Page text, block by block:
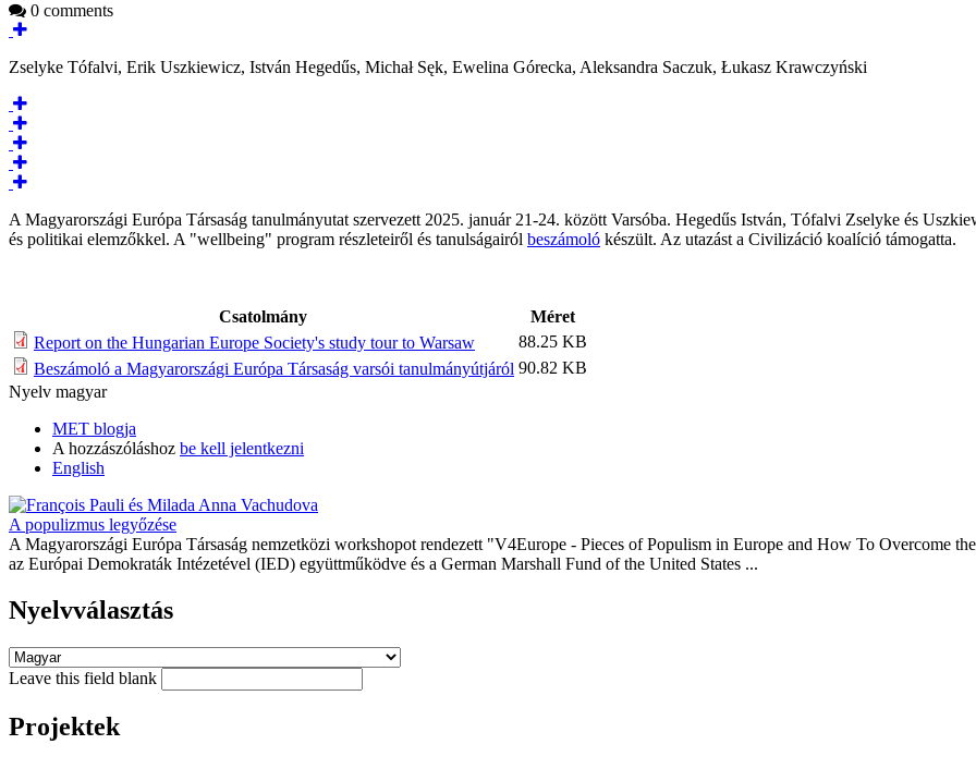
0 comments
Zselyke Tófalvi, Erik Uszkiewicz, István Hegedűs, Michał Sęk, Ewelina Górecka, Aleksandra Saczuk, Łukasz Krawczyński
A Magyarországi Európa Társaság tanulmányutat szervezett 2025. január 21-24. között Varsóba. Hegedűs István, Tófalvi Zselyke és
és politikai elemzőkkel. A "wellbeing" program részleteiről és tanulságairól beszámoló készült. Az utazást a Civilizáció koalíció támogatta.
Csatolmány
Méret
Report on the Hungarian Europe Society's study tour to Warsaw
88.25 KB
Beszámoló a Magyarországi Európa Társaság varsói tanulmányútjáról 90.82 KB
Nyelv magyar
MET blogja
A hozzászóláshoz be kell jelentkezni
English
A populizmus legyőzése
A Magyarországi Európa Társaság nemzetközi workshopot rendezett "V4Europe - Pieces of Populism in Europe and How To Overcome
az Európai Demokraták Intézetével (IED) együttműködve és a German Marshall Fund of the United States ...
Nyelvválasztás
Leave this field blank
Projektek